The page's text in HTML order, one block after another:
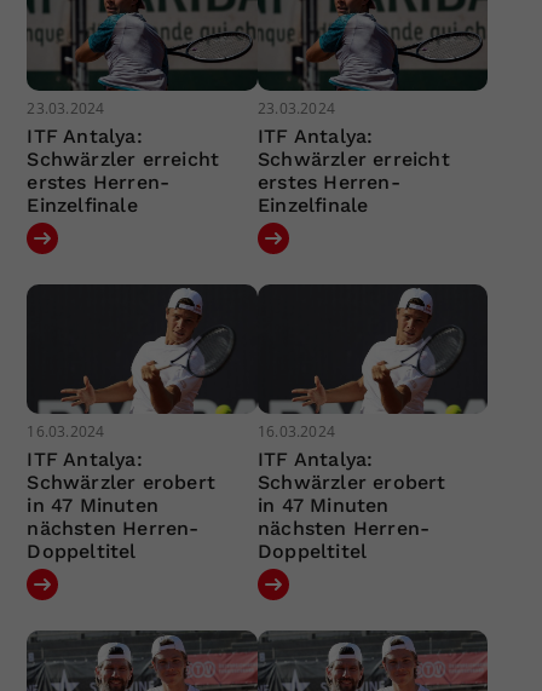
23.03.2024
ITF Antalya:
Schwärzler erreicht
erstes Herren-
Einzelfinale
23.03.2024
ITF Antalya:
Schwärzler erreicht
erstes Herren-
Einzelfinale
16.03.2024
ITF Antalya:
Schwärzler erobert
in 47 Minuten
nächsten Herren-
Doppeltitel
16.03.2024
ITF Antalya:
Schwärzler erobert
in 47 Minuten
nächsten Herren-
Doppeltitel